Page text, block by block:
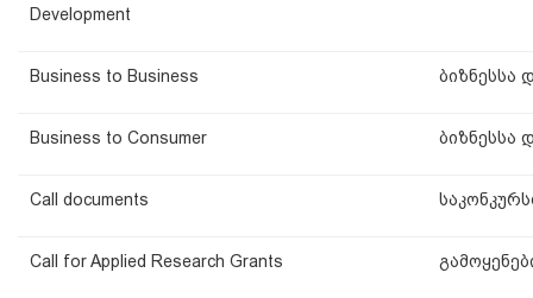
Development
Business to Business ბიზნესსა
Business to Consumer ბიზნესსა
Call documents
Call for Applied Research Grants